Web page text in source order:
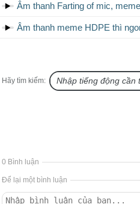
Âm thanh Farting of mic,
Âm thanh meme HDPE thì
Hãy tìm kiếm:
0 Bình luận
Để lại một bình luận